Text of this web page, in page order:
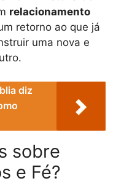
relacionamento
retorno ao que já
uma nova e
diz
sobre
e Fé?